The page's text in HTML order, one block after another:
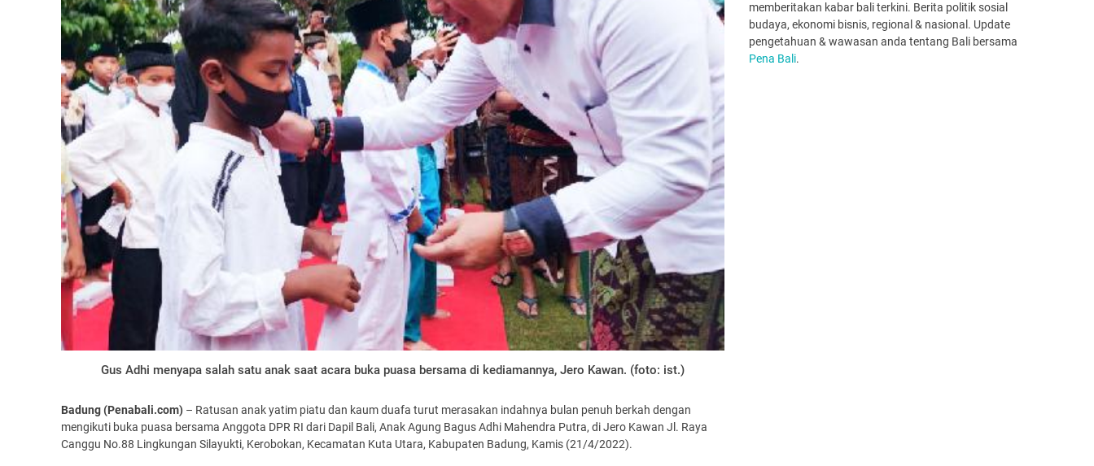
Gus Adhi menyapa salah satu anak saat acara buka puasa bersama di kediamannya, Jero Kawan. (foto: ist.)
Badung (Penabali.com) – Ratusan anak yatim piatu dan kaum duafa turut merasakan indahnya bulan penuh berkah dengan
mengikuti buka puasa bersama Anggota DPR RI dari Dapil Bali, Anak Agung Bagus Adhi Mahendra Putra, di Jero Kawan Jl. Raya
Canggu No.88 Lingkungan Silayukti, Kerobokan, Kecamatan Kuta Utara, Kabupaten Badung, Kamis (21/4/2022).
memberitakan kabar bali terkini. Berita politik sosial
budaya, ekonomi bisnis, regional & nasional. Update
pengetahuan & wawasan anda tentang Bali bersama
Pena Bali.